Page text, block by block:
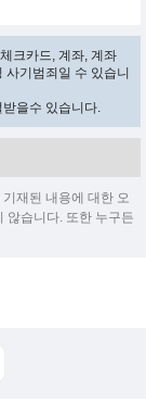
크카드, 계좌, 계좌
기범죄일 수 있습니
을수 있습니다.
재된 내용에 대한 오
않습니다. 또한 누구든